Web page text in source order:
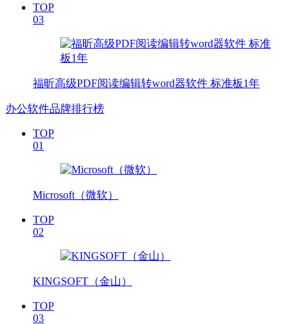
TOP
03
福昕高级PDF阅读编辑转word器软件 标准板1年
办公软件品牌排行榜
TOP
01
Microsoft（微软）
TOP
02
KINGSOFT（金山）
TOP
03